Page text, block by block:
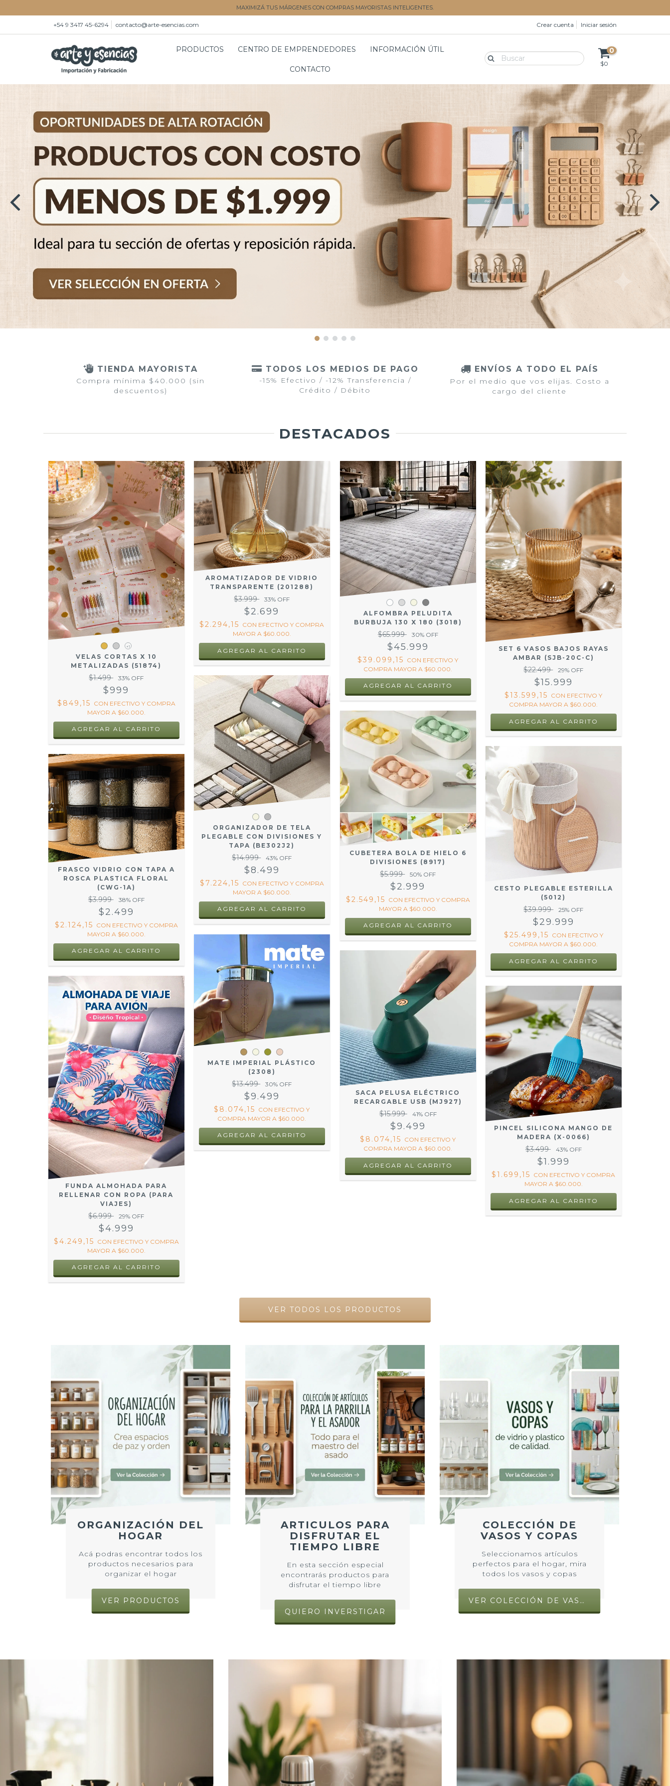
MAXIMIZÁ TUS MÁRGENES CON COMPRAS MAYORISTAS INTELIGENTES.
+54 9 3417 45-6294 contacto@arte-esencias.com Crear cuenta Iniciar sesión
PRODUCTOS CENTRO DE EMPRENDEDORES INFORMACIÓN ÚTIL
CONTACTO
0
$0
TIENDA MAYORISTA
Compra mínima $40.000 (sin
descuentos)
TODOS LOS MEDIOS DE PAGO
-15% Efectivo / -12% Transferencia /
Crédito / Débito
ENVÍOS A TODO EL PAÍS
Por el medio que vos elijas. Costo a
cargo del cliente
DESTACADOS
+1
VELAS CORTAS X 10
METALIZADAS (51874)
$1.499 33% OFF
$999
$849,15 CON EFECTIVO Y COMPRA
MAYOR A $60.000.
AGREGAR AL CARRITO
AROMATIZADOR DE VIDRIO
TRANSPARENTE (201288)
$3.999 33% OFF
$2.699
$2.294,15 CON EFECTIVO Y COMPRA
MAYOR A $60.000.
ALFOMBRA PELUDITA
BURBUJA 130 X 180 (3018)
$65.999 30% OFF
$45.999
$39.099,15 CON EFECTIVO Y
COMPRA MAYOR A $60.000.
AGREGAR AL CARRITO
SET 6 VASOS BAJOS RAYAS
AMBAR (SJB-20C-C)
$22.499 29% OFF
$15.999
$13.599,15 CON EFECTIVO Y
COMPRA MAYOR A $60.000.
FRASCO VIDRIO CON TAPA A
ROSCA PLASTICA FLORAL
(CWG-1A)
$3.999 38% OFF
$2.499
$2.124,15 CON EFECTIVO Y COMPRA
MAYOR A $60.000.
ORGANIZADOR DE TELA
PLEGABLE CON DIVISIONES Y
TAPA (BE302J2)
$14.999 43% OFF
$8.499
$7.224,15 CON EFECTIVO Y COMPRA
MAYOR A $60.000.
AGREGAR AL CARRITO
CUBETERA BOLA DE HIELO 6
DIVISIONES (8917)
$5.999 50% OFF
$2.999
$2.549,15 CON EFECTIVO Y COMPRA
MAYOR A $60.000.
CESTO PLEGABLE ESTERILLA
(5012)
$39.999 25% OFF
$29.999
$25.499,15 CON EFECTIVO Y
COMPRA MAYOR A $60.000.
FUNDA ALMOHADA PARA
RELLENAR CON ROPA (PARA
VIAJES)
$6.999 29% OFF
$4.999
$4.249,15 CON EFECTIVO Y COMPRA
MAYOR A $60.000.
AGREGAR AL CARRITO
MATE IMPERIAL PLÁSTICO
(2308)
$13.499 30% OFF
$9.499
$8.074,15 CON EFECTIVO Y
COMPRA MAYOR A $60.000.
AGREGAR AL CARRITO
SACA PELUSA ELÉCTRICO
RECARGABLE USB (MJ927)
$15.999 41% OFF
$9.499
$8.074,15 CON EFECTIVO Y
COMPRA MAYOR A $60.000.
PINCEL SILICONA MANGO DE
MADERA (X-0066)
$3.499 43% OFF
$1.999
$1.699,15 CON EFECTIVO Y COMPRA
MAYOR A $60.000.
VER TODOS LOS PRODUCTOS
ORGANIZACIÓN DEL
HOGAR
Acá podras encontrar todos los
productos necesarios para
organizar el hogar
VER PRODUCTOS
ARTICULOS PARA
DISFRUTAR EL
TIEMPO LIBRE
En esta sección especial
encontrarás productos para
disfrutar el tiempo libre
QUIERO INVERSTIGAR
COLECCIÓN DE
VASOS Y COPAS
Seleccionamos artículos
perfectos para el hogar, mira
todos los vasos y copas
VER COLECCIÓN DE VASOS Y COPAS